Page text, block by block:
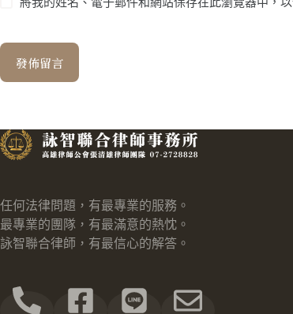
發佈留言
任何法律問題，有最專業的服務。
最專業的團隊，有最滿意的熱忱。
詠智聯合律師，有最信心的解答。